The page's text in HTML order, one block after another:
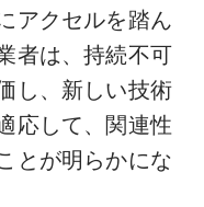
アクセルを踏ん
者は、持続不可
し、新しい技術
応して、関連性
とが明らかにな